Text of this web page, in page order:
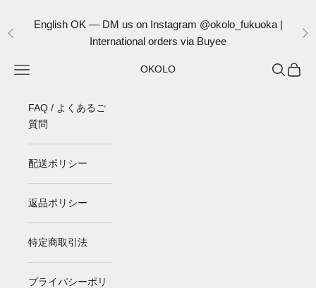
前へ
English OK — DM us on Instagram @okolo_fukuoka |
International orders via Buyee
OKOLO
メニュー 検索カート
FAQ / よくあるご
質問
配送ポリシー
返品ポリシー
特定商取引法
プライバシーポリ